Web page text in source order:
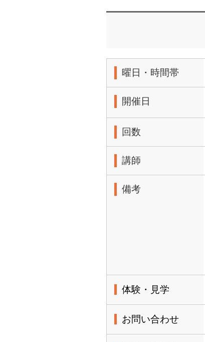
曜日・時間帯
開催日
回数
講師
備考
体験・見学
お問い合わせ